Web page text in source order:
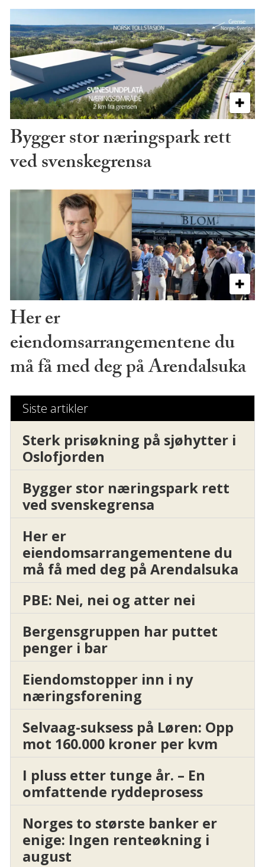
Bygger stor næringspark rett
ved svenskegrensa
Her er
eiendomsarrangementene du
må få med deg på Arendalsuka
Siste artikler
Sterk prisøkning på sjøhytter i
Oslofjorden
Bygger stor næringspark rett
ved svenskegrensa
Her er
eiendomsarrangementene du
må få med deg på Arendalsuka
PBE: Nei, nei og atter nei
Bergensgruppen har puttet
penger i bar
Eiendomstopper inn i ny
næringsforening
Selvaag-suksess på Løren: Opp
mot 160.000 kroner per kvm
I pluss etter tunge år. – En
omfattende ryddeprosess
Norges to største banker er
enige: Ingen renteøkning i
august